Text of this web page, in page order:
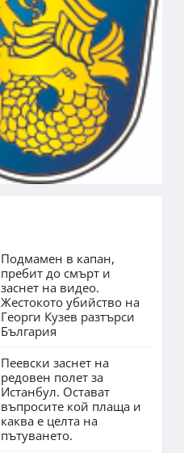
Подмамен в капан,
пребит до смърт и
заснет на видео.
Жестокото убийство на
Георги Кузев разтърси
България
Пеевски заснет на
редовен полет за
Истанбул. Остават
въпросите кой плаща и
каква е целта на
пътуването.